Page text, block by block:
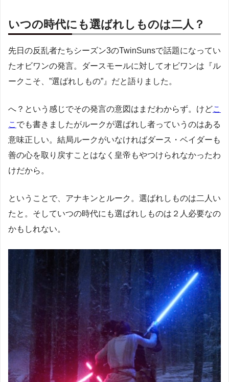
いつの時代にも選ばれしものは二人？
先日の反乱者たちシーズン3のTwinSunsで話題になってい
たオビワンの発言。ダースモールに対してオビワンは『ル
ークこそ、”選ばれしもの”』だと語りました。
へ？という感じでその発言の意図はまだわからず。けどこ
こ でも書きましたがルークが選ばれし者っていうのはある
意味正しい。結局ルークがいなければダース・ベイダーも
善の心を取り戻すことはなく皇帝もやつけられなかったわ
けだから。
ということで、アナキンとルーク。選ばれしものは二人い
たと。そしていつの時代にも選ばれしものは２人必要なの
かもしれない。